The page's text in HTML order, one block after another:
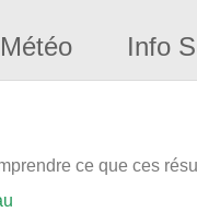
Météo Info
ce que ces